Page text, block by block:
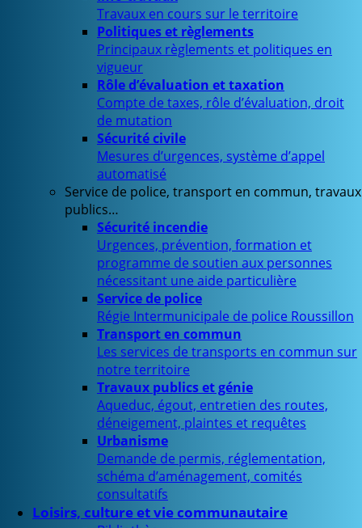
Travaux en cours sur le territoire
Politiques et règlements
Principaux règlements et politiques en
vigueur
Rôle d’évaluation et taxation
Compte de taxes, rôle d’évaluation, droit
de mutation
Sécurité civile
Mesures d’urgences, système d’appel
automatisé
Service de police, transport en commun, travaux
publics…
Sécurité incendie
Urgences, prévention, formation et
programme de soutien aux personnes
nécessitant une aide particulière
Service de police
Régie Intermunicipale de police Roussillon
Transport en commun
Les services de transports en commun sur
notre territoire
Travaux publics et génie
Aqueduc, égout, entretien des routes,
déneigement, plaintes et requêtes
Urbanisme
Demande de permis, réglementation,
schéma d’aménagement, comités
consultatifs
Loisirs, culture et vie communautaire